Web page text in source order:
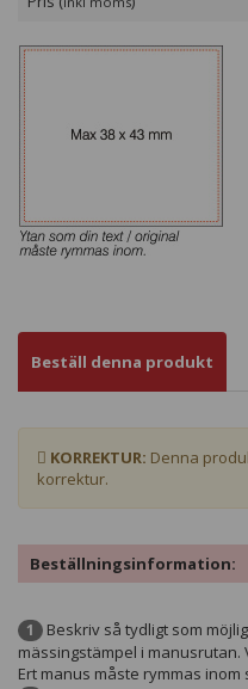
Beställ denna produkt
KORREKTUR: Denna
korrektur.
Beställningsinformation:
1
Beskriv så tydligt som
mässingstämpel i
Ert manus måste rymmas inom